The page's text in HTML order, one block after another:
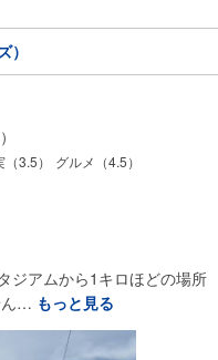
）
3.5）
グルメ（4.5）
ジアムから1キロほどの場所
ん… もっと見る